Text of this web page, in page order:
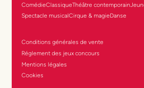
ComédieClassiqueThéâtre contemporain
Spectacle musicalCirque & magieDanse
Conditions générales de vente
Réglement des jeux concours
Mentions légales
Cookies